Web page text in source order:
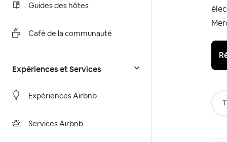
Guides des hôtes
Café de la communauté
Expériences et Services
Expériences Airbnb
Services Airbnb